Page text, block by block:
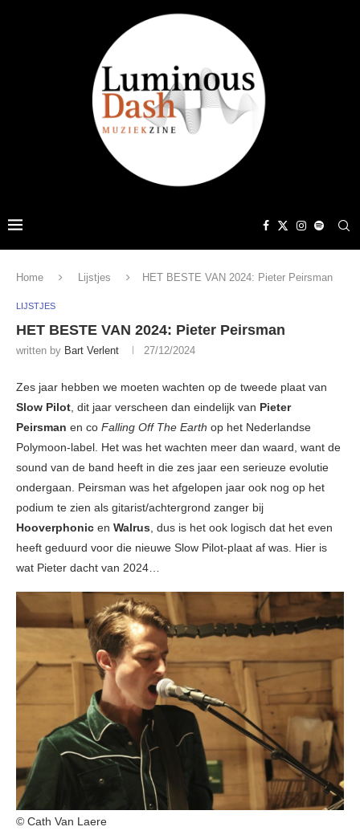
Home Lijstjes HET BESTE VAN 2024: Pieter Peirsman
LIJSTJES
HET BESTE VAN 2024: Pieter Peirsman
written by Bart Verlent 27/12/2024
Zes jaar hebben we moeten wachten op de tweede plaat van
Slow Pilot, dit jaar verscheen dan eindelijk van Pieter
Peirsman en co Falling Off The Earth op het Nederlandse
Polymoon-label. Het was het wachten meer dan waard, want de
sound van de band heeft in die zes jaar een serieuze evolutie
ondergaan. Peirsman was het afgelopen jaar ook nog op het
podium te zien als gitarist/achtergrond zanger bij
Hooverphonic en Walrus, dus is het ook logisch dat het even
heeft geduurd voor die nieuwe Slow Pilot-plaat af was. Hier is
wat Pieter dacht van 2024…
© Cath Van Laere